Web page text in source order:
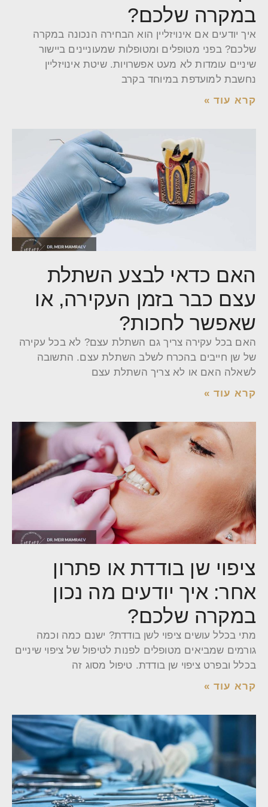
במקרה שלכם?
איך יודעים אם אינויזליין הוא הבחירה הנכונה במקרה
שלכם? בפני מטופלים ומטופלות שמעוניינים ביישור
שיניים עומדות לא מעט אפשרויות. שיטת אינויזליין
נחשבת למועדפת במיוחד בקרב
קרא עוד »
האם כדאי לבצע השתלת
עצם כבר בזמן העקירה, או
שאפשר לחכות?
האם בכל עקירה צריך גם השתלת עצם? לא בכל עקירה
של שן חייבים בהכרח לשלב השתלת עצם. התשובה
לשאלה האם או לא צריך השתלת עצם
קרא עוד »
ציפוי שן בודדת או פתרון
אחר: איך יודעים מה נכון
במקרה שלכם?
מתי בכלל עושים ציפוי לשן בודדת? ישנם כמה וכמה
גורמים שמביאים מטופלים לפנות לטיפול של ציפוי שיניים
בכלל ובפרט ציפוי שן בודדת. טיפול מסוג זה
קרא עוד »